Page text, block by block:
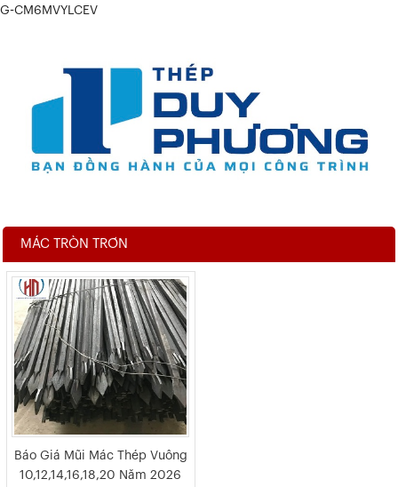
G-CM6MVYLCEV
MÁC TRÒN TRƠN
Báo Giá Mũi Mác Thép Vuông
10,12,14,16,18,20 Năm 2026